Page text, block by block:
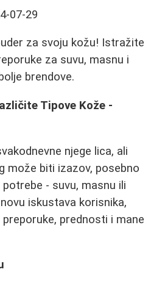
07-29
za svoju kožu! Istražite
za suvu, masnu i
brendove.
Tipove Kože -
njege lica, ali
može biti izazov, posebno
- suvu, masnu ili
iskustava korisnika,
prednosti i mane